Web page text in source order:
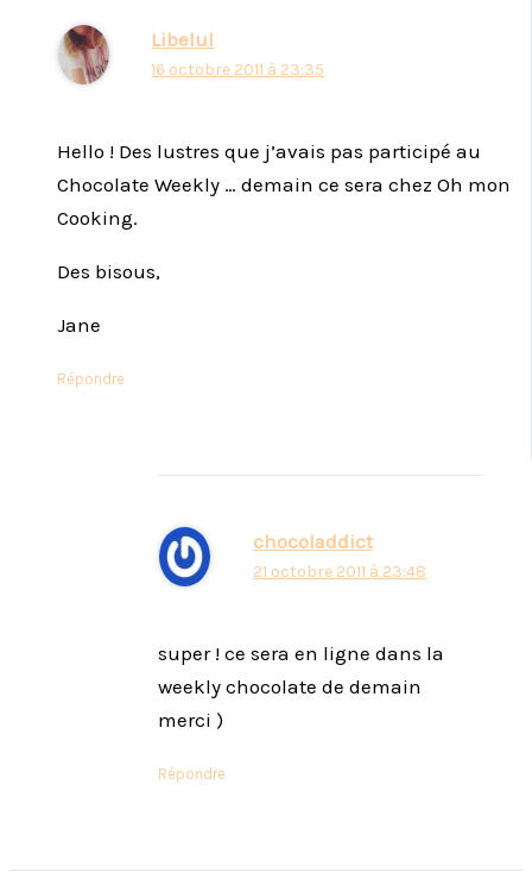
Libelul
16 octobre 2011 à 23:35
Hello ! Des lustres que j’avais pas participé au
Chocolate Weekly … demain ce sera chez Oh mon
Cooking.
Des bisous,
Jane
Répondre
chocoladdict
21 octobre 2011 à 23:48
super ! ce sera en ligne dans la
weekly chocolate de demain
merci )
Répondre